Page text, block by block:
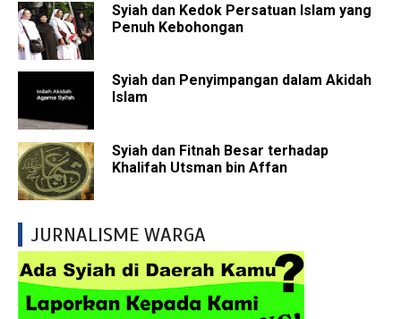
Syiah dan Kedok Persatuan Islam yang
Penuh Kebohongan
Syiah dan Penyimpangan dalam Akidah
Islam
Syiah dan Fitnah Besar terhadap
Khalifah Utsman bin Affan
JURNALISME WARGA